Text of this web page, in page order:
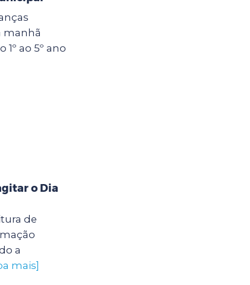
manhã
ao 5º ano
o Dia
de
a
mais]